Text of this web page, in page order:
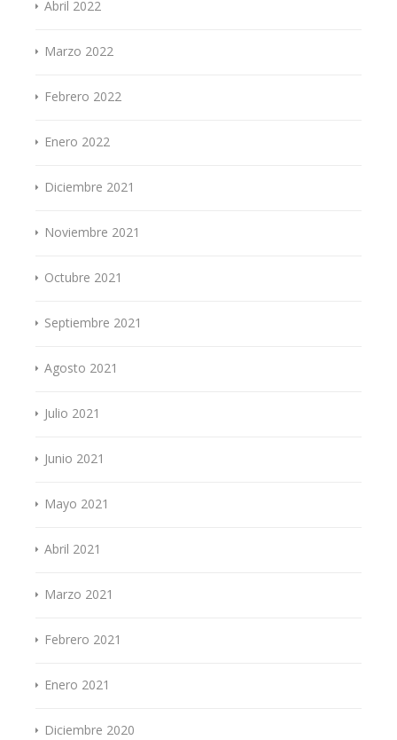
Abril 2022
Marzo 2022
Febrero 2022
Enero 2022
Diciembre 2021
Noviembre 2021
Octubre 2021
Septiembre 2021
Agosto 2021
Julio 2021
Junio 2021
Mayo 2021
Abril 2021
Marzo 2021
Febrero 2021
Enero 2021
Diciembre 2020